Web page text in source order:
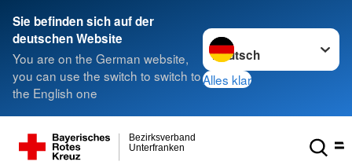
Sie befinden sich auf der
deutschen Website
You are on the German website,
you can use the switch to switch to
the English one
Sprache wechseln zu
Alles klar
Unterfranken
Bezirksverband